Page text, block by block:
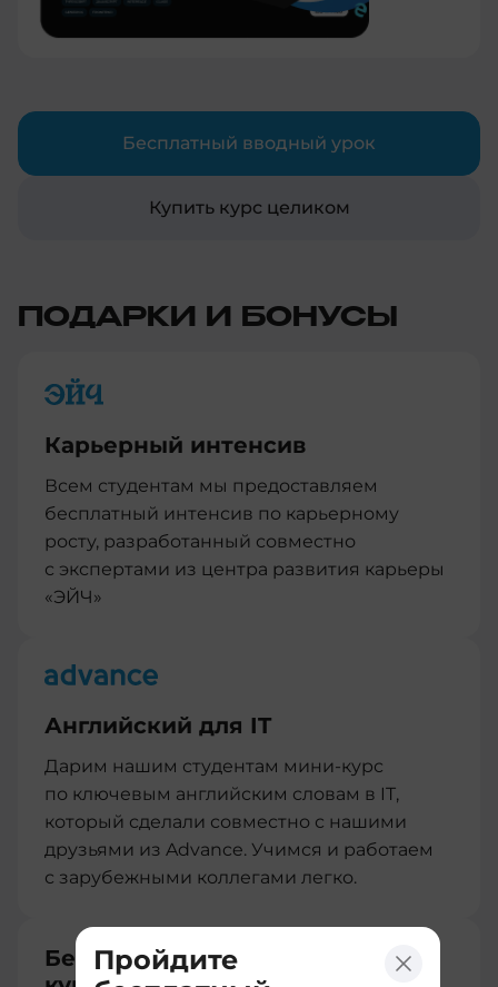
Пройдите
Бесплатный вводный урок
Купить курс целиком
ПОДАРКИ И БОНУСЫ
Карьерный интенсив
Всем студентам мы предоставляем
бесплатный интенсив по карьерному
росту, разработанный совместно
с экспертами из центра развития карьеры
«ЭЙЧ»
Английский для IT
Дарим нашим студентам мини-курс
по ключевым английским словам в IT,
который сделали совместно с нашими
друзьями из Advance. Учимся и работаем
с зарубежными коллегами легко.
Бесплатный перевод между